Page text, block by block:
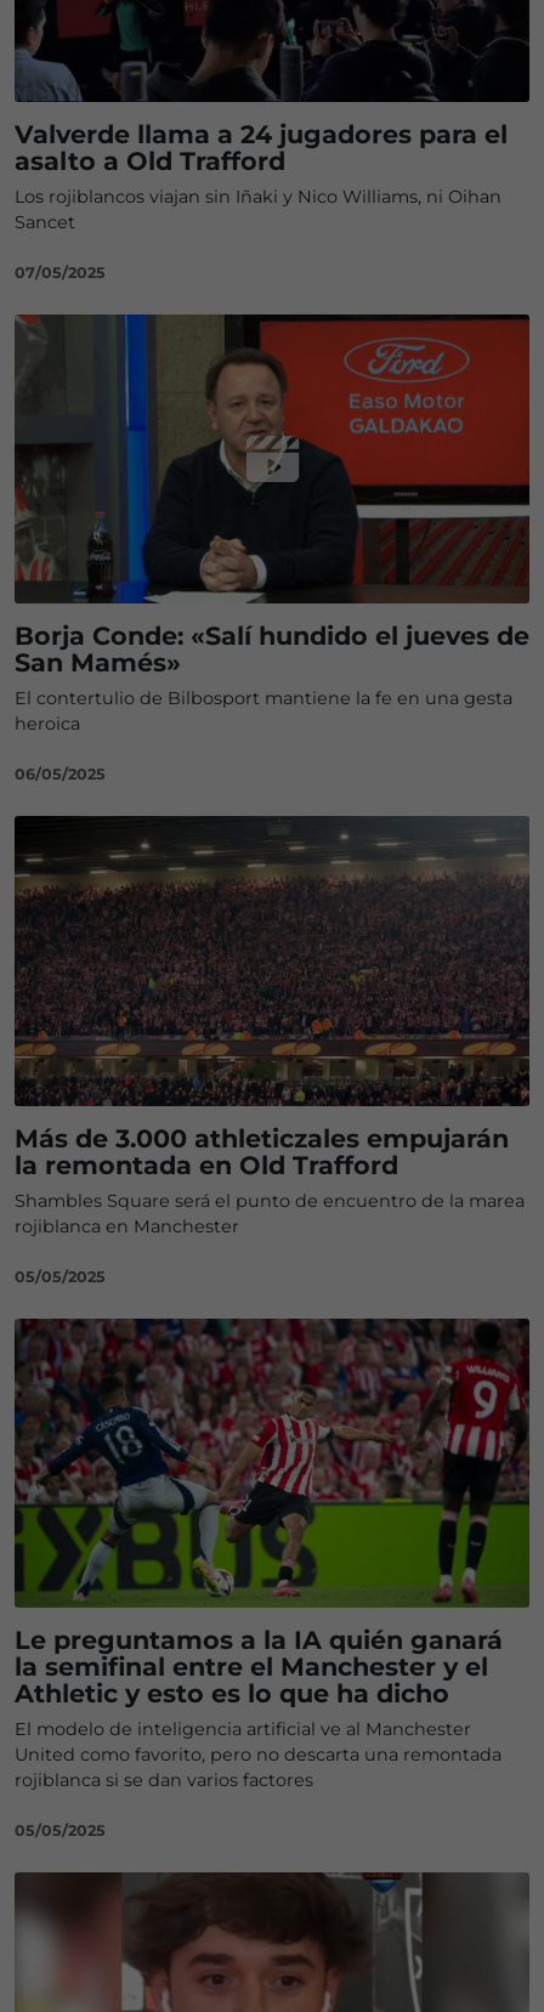
Valverde llama a 24 jugadores para el
asalto a Old Trafford
Los rojiblancos viajan sin Iñaki y Nico Williams, ni Oihan
Sancet
07/05/2025
Borja Conde: «Salí hundido el jueves de
San Mamés»
El contertulio de Bilbosport mantiene la fe en una gesta
heroica
06/05/2025
Más de 3.000 athleticzales empujarán
la remontada en Old Trafford
Shambles Square será el punto de encuentro de la marea
rojiblanca en Manchester
05/05/2025
Le preguntamos a la IA quién ganará
la semifinal entre el Manchester y el
Athletic y esto es lo que ha dicho
El modelo de inteligencia artificial ve al Manchester
United como favorito, pero no descarta una remontada
rojiblanca si se dan varios factores
05/05/2025